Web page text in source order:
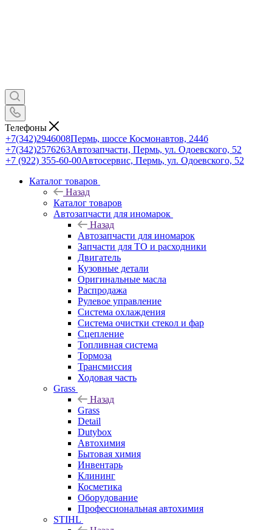
Телефоны
+7(342)2946008Пермь, шоссе Космонавтов, 244б
+7(342)2576263Автозапчасти, Пермь, ул. Одоевского, 52
+7 (922) 355-60-00Автосервис, Пермь, ул. Одоевского, 52
Каталог товаров
Назад
Каталог товаров
Автозапчасти для иномарок
Назад
Автозапчасти для иномарок
Запчасти для ТО и расходники
Двигатель
Кузовные детали
Оригинальные масла
Распродажа
Рулевое управление
Система охлаждения
Система очистки стекол и фар
Сцепление
Топливная система
Тормоза
Трансмиссия
Ходовая часть
Grass
Назад
Grass
Detail
Dutybox
Автохимия
Бытовая химия
Инвентарь
Клининг
Косметика
Оборудование
Профессиональная автохимия
STIHL